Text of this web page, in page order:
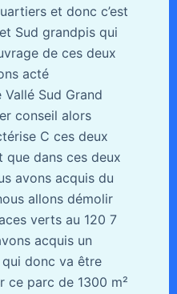
et donc c’est
Sud grandpis qui
de ces deux
acté
Vallé Sud Grand
conseil alors
C ces deux
que dans ces deux
avons acquis du
allons démolir
verts au 120 7
acquis un
donc va être
ce parc de 1300 m²